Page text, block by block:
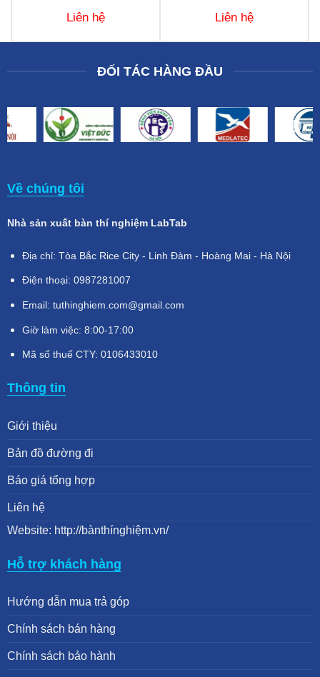
Liên hệ Liên hệ
ĐỐI TÁC HÀNG ĐẦU
Về chúng tôi
Nhà sản xuất bàn thí nghiệm LabTab
Địa chỉ: Tòa Bắc Rice City - Linh Đàm - Hoàng Mai - Hà Nội
Điện thoại: 0987281007
Email: tuthinghiem.com@gmail.com
Giờ làm việc: 8:00-17:00
Mã số thuế CTY: 0106433010
Thông tin
Giới thiệu
Bản đồ đường đi
Báo giá tổng hợp
Liên hệ
Website: http://bànthínghiệm.vn/
Hỗ trợ khách hàng
Hướng dẫn mua trả góp
Chính sách bán hàng
Chính sách bảo hành